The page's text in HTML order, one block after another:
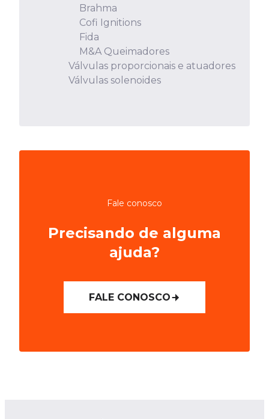
Brahma
Cofi Ignitions
Fida
M&A Queimadores
Válvulas proporcionais e atuadores
Válvulas solenoides
Fale conosco
Precisando de alguma
ajuda?
FALE CONOSCO